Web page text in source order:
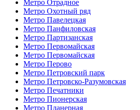
Метро Отрадное
Метро Охотный ряд
Метро Павелецкая
Метро Панфиловская
Метро Партизанская
Метро Первомайская
Метро Первомайская
Метро Перово
Метро Петровский парк
Метро Петровско-Разумовская
Метро Печатники
Метро Пионерская
Метро Планерная